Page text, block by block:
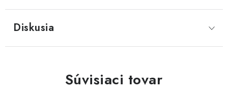
Diskusia
Súvisiaci tovar